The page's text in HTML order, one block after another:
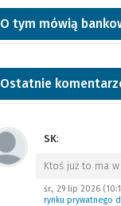
O tym mówią
Ostatnie
SK:
Ktoś już to ma
śr., 29 lip 2026
rynku prywatnego